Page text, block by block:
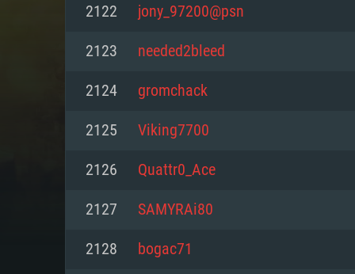
2122 jony_97200@psn
2123 needed2bleed
2124 gromchack
2125 Viking7700
2126 Quattr0_Ace
2127 SAMYRAi80
2128 bogac71